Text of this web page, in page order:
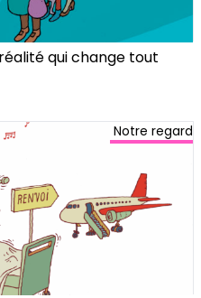
réalité qui change tout
Notre regard